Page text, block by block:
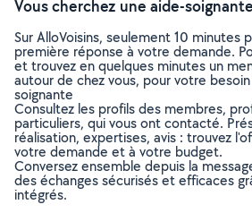
Vous cherchez une aide-
Sur AlloVoisins, seulement 10 minutes
première réponse à votre demande.
et trouvez en quelques minutes un
autour de chez vous, pour votre
soignante
Consultez les profils des membres,
particuliers, qui vous ont contacté.
réalisation, expertises, avis : trouvez
votre demande et à votre budget.
Conversez ensemble depuis la
des échanges sécurisés et efficaces
intégrés.